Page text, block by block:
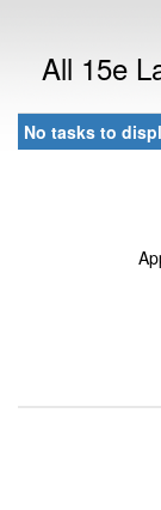
All 15e
No tasks to